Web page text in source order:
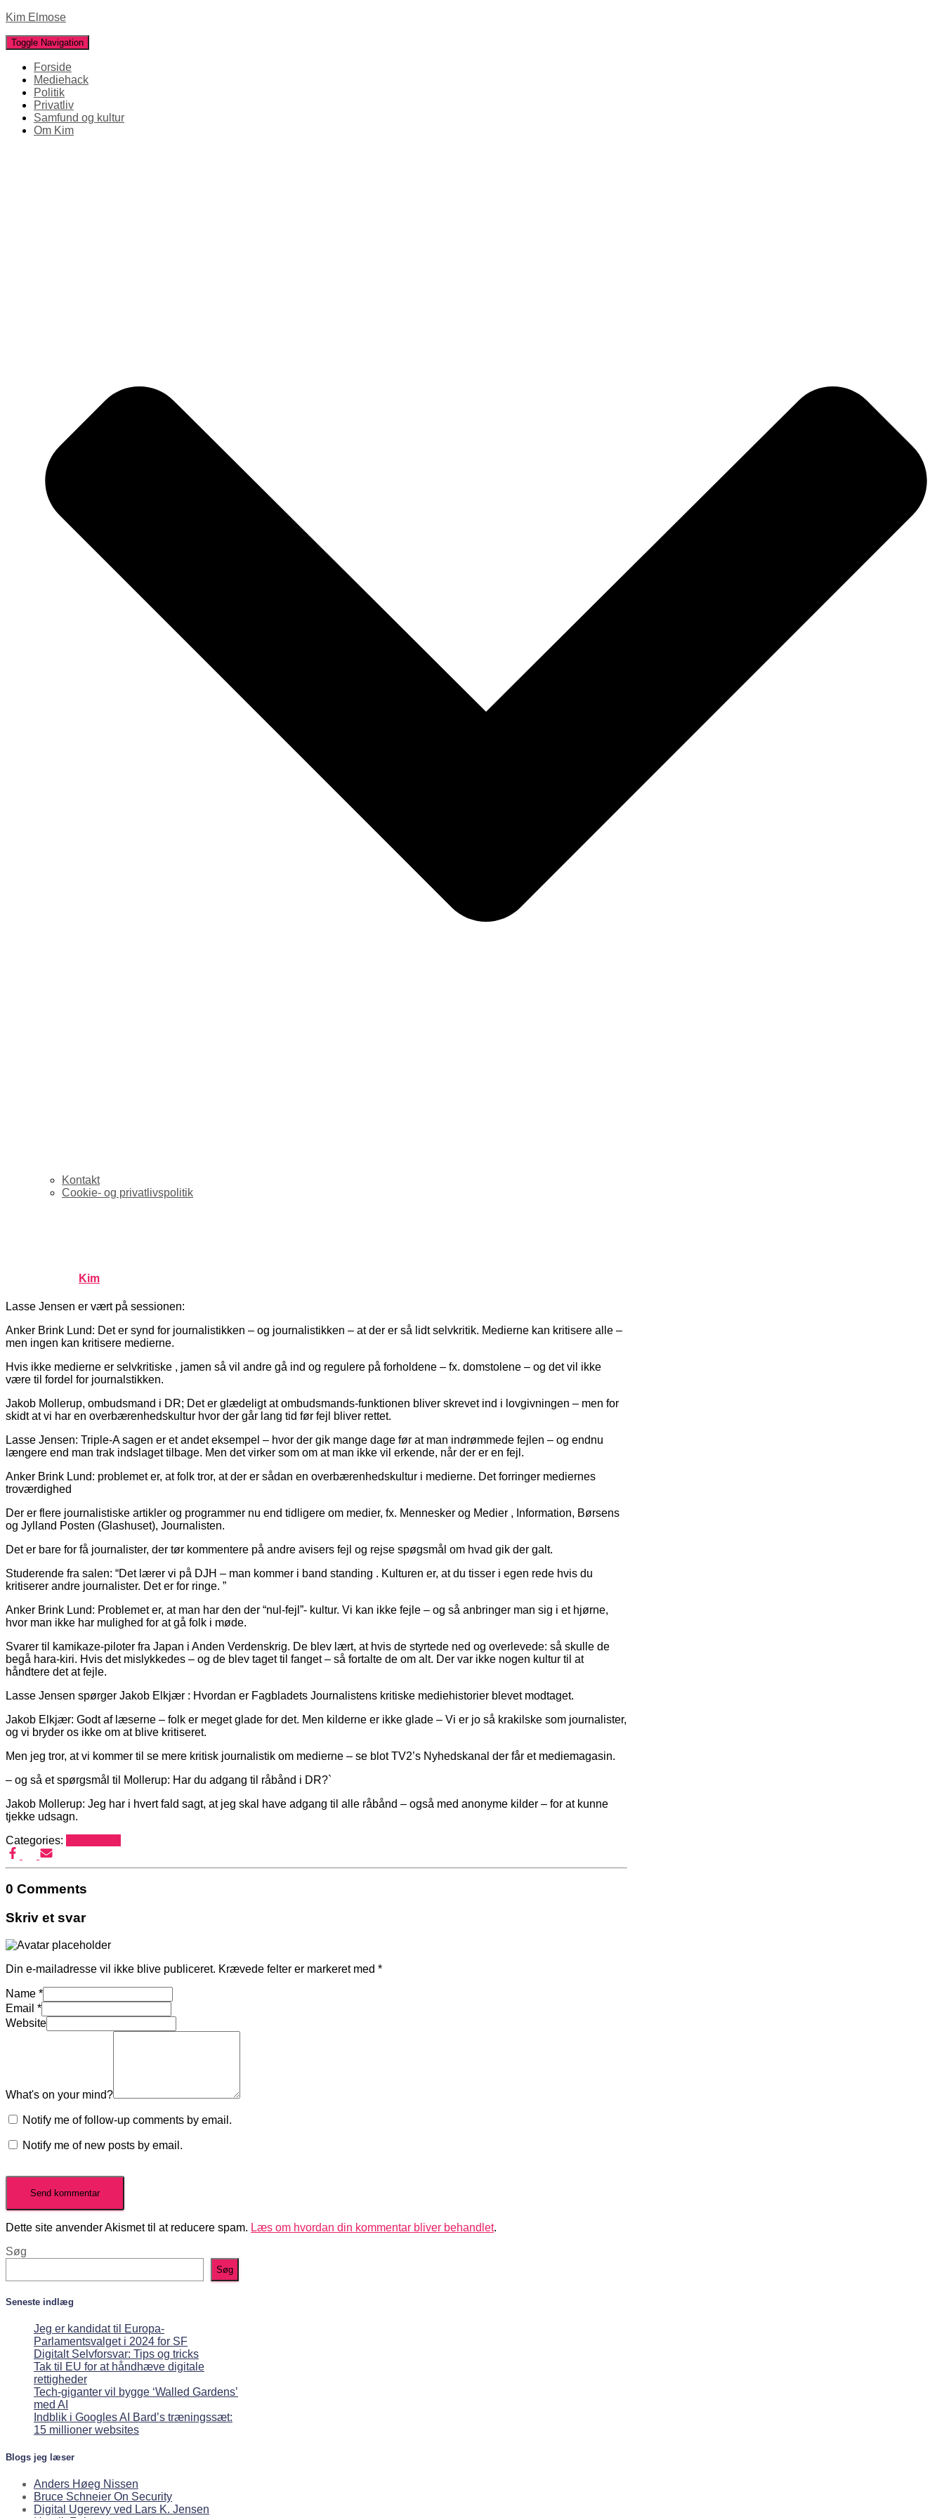
Kim Elmose
Toggle Navigation
Forside
Mediehack
Politik
Privatliv
Samfund og kultur
Om Kim
Kontakt
Cookie- og privatlivspolitik
Kim
Lasse Jensen er vært på sessionen:
Anker Brink Lund: Det er synd for journalistikken – og journalistikken – at der er så lidt selvkritik. Medierne kan kritisere alle –
men ingen kan kritisere medierne.
Hvis ikke medierne er selvkritiske , jamen så vil andre gå ind og regulere på forholdene – fx. domstolene – og det vil ikke
være til fordel for journalstikken.
Jakob Mollerup, ombudsmand i DR; Det er glædeligt at ombudsmands-funktionen bliver skrevet ind i lovgivningen – men for
skidt at vi har en overbærenhedskultur hvor der går lang tid før fejl bliver rettet.
Lasse Jensen: Triple-A sagen er et andet eksempel – hvor der gik mange dage før at man indrømmede fejlen – og endnu
længere end man trak indslaget tilbage. Men det virker som om at man ikke vil erkende, når der er en fejl.
Anker Brink Lund: problemet er, at folk tror, at der er sådan en overbærenhedskultur i medierne. Det forringer mediernes
troværdighed
Der er flere journalistiske artikler og programmer nu end tidligere om medier, fx. Mennesker og Medier , Information, Børsens
og Jylland Posten (Glashuset), Journalisten.
Det er bare for få journalister, der tør kommentere på andre avisers fejl og rejse spøgsmål om hvad gik der galt.
Studerende fra salen: “Det lærer vi på DJH – man kommer i band standing . Kulturen er, at du tisser i egen rede hvis du
kritiserer andre journalister. Det er for ringe. ”
Anker Brink Lund: Problemet er, at man har den der “nul-fejl”- kultur. Vi kan ikke fejle – og så anbringer man sig i et hjørne,
hvor man ikke har mulighed for at gå folk i møde.
Svarer til kamikaze-piloter fra Japan i Anden Verdenskrig. De blev lært, at hvis de styrtede ned og overlevede: så skulle de
begå hara-kiri. Hvis det mislykkedes – og de blev taget til fanget – så fortalte de om alt. Der var ikke nogen kultur til at
håndtere det at fejle.
Lasse Jensen spørger Jakob Elkjær : Hvordan er Fagbladets Journalistens kritiske mediehistorier blevet modtaget.
Jakob Elkjær: Godt af læserne – folk er meget glade for det. Men kilderne er ikke glade – Vi er jo så krakilske som journalister,
og vi bryder os ikke om at blive kritiseret.
Men jeg tror, at vi kommer til se mere kritisk journalistik om medierne – se blot TV2’s Nyhedskanal der får et mediemagasin.
– og så et spørgsmål til Mollerup: Har du adgang til råbånd i DR?`
Jakob Mollerup: Jeg har i hvert fald sagt, at jeg skal have adgang til alle råbånd – også med anonyme kilder – for at kunne
tjekke udsagn.
Categories:
0 Comments
Skriv et svar
Din e-mailadresse vil ikke blive publiceret. Krævede felter er markeret med *
Name *
Email *
Website
What's on your mind?
Notify me of follow-up comments by email.
Notify me of new posts by email.
Dette site anvender Akismet til at reducere spam. Læs om hvordan din kommentar bliver behandlet.
Søg
Søg
Seneste indlæg
Jeg er kandidat til Europa-
Parlamentsvalget i 2024 for SF
Digitalt Selvforsvar: Tips og tricks
Tak til EU for at håndhæve digitale
rettigheder
Tech-giganter vil bygge ‘Walled Gardens’
med AI
Indblik i Googles AI Bard’s træningssæt:
15 millioner websites
Blogs jeg læser
Anders Høeg Nissen
Bruce Schneier On Security
Digital Ugerevy ved Lars K. Jensen